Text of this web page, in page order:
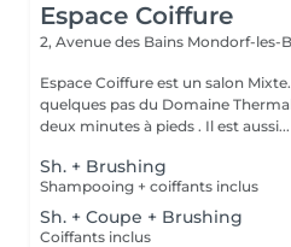
Espace Coiffure
2, Avenue des Bains Mondorf-les-
Espace Coiffure est un salon Mixte. Nous sommes situé à
quelques pas du Domaine
deux minutes à pieds . Il est aussi...
Sh. + Brushing
Shampooing + coiffants inclus
Sh. + Coupe + Brushing
Coiffants inclus